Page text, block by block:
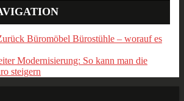
Büromöbel Bürostühle – worauf es
Modernisierung: So kann man die
steigern